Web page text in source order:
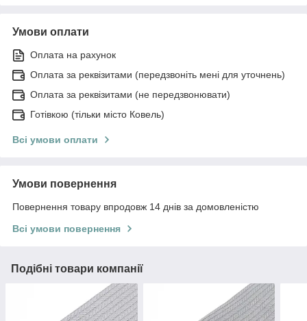
Умови оплати
Оплата на рахунок
Оплата за реквізитами (передзвоніть мені для уточнень)
Оплата за реквізитами (не передзвонювати)
Готівкою (тільки місто Ковель)
Всі умови оплати
Умови повернення
Повернення товару впродовж 14 днів за домовленістю
Всі умови повернення
Подібні товари компанії